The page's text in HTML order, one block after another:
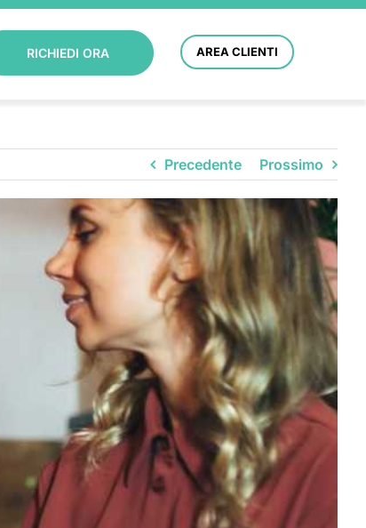
RICHIEDI ORA AREA CLIENTI
Precedente Prossimo